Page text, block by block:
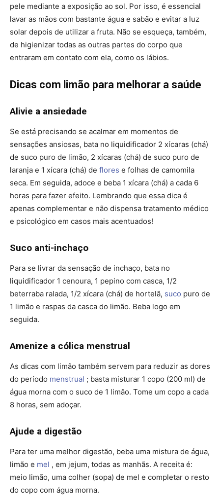
pele mediante a exposição ao sol. Por isso, é essencial
lavar as mãos com bastante água e sabão e evitar a luz
solar depois de utilizar a fruta. Não se esqueça, também,
de higienizar todas as outras partes do corpo que
entraram em contato com ela, como os lábios.
Dicas com limão para melhorar a saúde
Alivie a ansiedade
Se está precisando se acalmar em momentos de
sensações ansiosas, bata no liquidificador 2 xícaras (chá)
de suco puro de limão, 2 xícaras (chá) de suco puro de
laranja e 1 xícara (chá) de flores e folhas de camomila
seca. Em seguida, adoce e beba 1 xícara (chá) a cada 6
horas para fazer efeito. Lembrando que essa dica é
apenas complementar e não dispensa tratamento médico
e psicológico em casos mais acentuados!
Suco anti-inchaço
Para se livrar da sensação de inchaço, bata no
liquidificador 1 cenoura, 1 pepino com casca, 1/2
beterraba ralada, 1/2 xícara (chá) de hortelã, suco puro de
1 limão e raspas da casca do limão. Beba logo em
seguida.
Amenize a cólica menstrual
As dicas com limão também servem para reduzir as dores
do período menstrual ; basta misturar 1 copo (200 ml) de
água morna com o suco de 1 limão. Tome um copo a cada
8 horas, sem adoçar.
Ajude a digestão
Para ter uma melhor digestão, beba uma mistura de água,
limão e mel , em jejum, todas as manhãs. A receita é:
meio limão, uma colher (sopa) de mel e completar o resto
do copo com água morna.